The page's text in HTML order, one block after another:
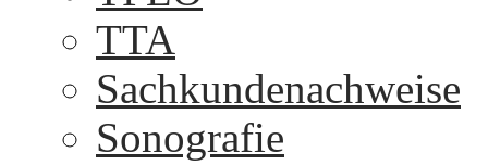
TTA
Sachkundenachweise
Sonografie